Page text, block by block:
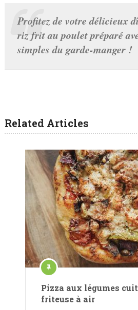
Profitez de votre délicieux
riz frit au poulet préparé
simples du garde-manger !
Related Articles
Pizza aux légumes
friteuse à air